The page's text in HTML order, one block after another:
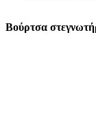
Βούρτσα